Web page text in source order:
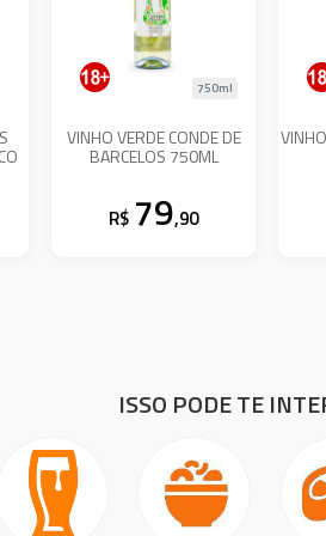
VINHO VERDE CONDE DE
BARCELOS 750ML
750ml
R$ 79,90
ISSO PODE TE